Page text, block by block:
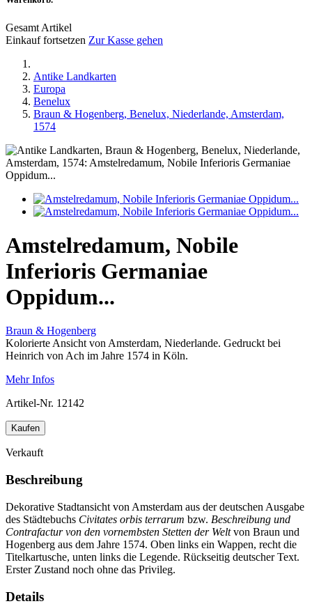
Gesamt Artikel
Einkauf fortsetzen Zur Kasse gehen
Antike Landkarten
Europa
Benelux
Braun & Hogenberg, Benelux, Niederlande, Amsterdam,
1574
Amstelredamum, Nobile
Inferioris Germaniae
Oppidum...
Braun & Hogenberg
Kolorierte Ansicht von Amsterdam, Niederlande. Gedruckt bei
Heinrich von Ach im Jahre 1574 in Köln.
Mehr Infos
Artikel-Nr. 12142
Kaufen
Verkauft
Beschreibung
Dekorative Stadtansicht von Amsterdam aus der deutschen Ausgabe
des Städtebuchs Civitates orbis terrarum bzw. Beschreibung und
Contrafactur von den vornembsten Stetten der Weltvon Braun und
Hogenberg aus dem Jahre 1574. Oben links ein Wappen, recht die
Titelkartusche, unten links die Legende. Rückseitig deutscher Text.
Erster Zustand noch ohne das Privileg.
Details